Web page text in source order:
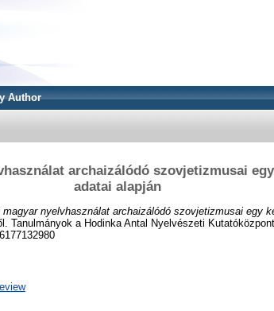
Author
archaizálódó szovjetizmusai
adatai alapján
magyar nyelvhasználat archaizálódó szovjetizmusai egy
Tanulmányok a Hodinka Antal Nyelvészeti